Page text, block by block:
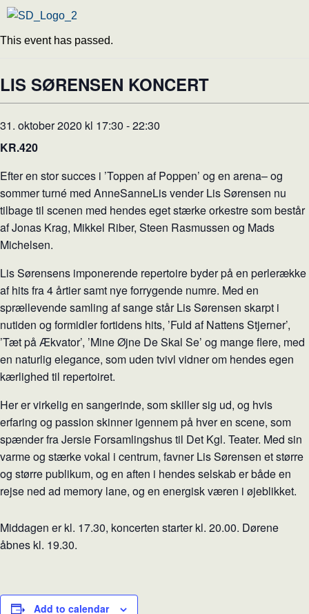
This event has passed.
LIS SØRENSEN KONCERT
31. oktober 2020 kl 17:30 -22:30
KR.420
Efter en stor succes i ’Toppen af Poppen’ og en arena– og
sommer turné med AnneSanneLis vender Lis Sørensen nu
tilbage til scenen med hendes eget stærke orkestre som består
af Jonas Krag, Mikkel Riber, Steen Rasmussen og Mads
Michelsen.
Lis Sørensens imponerende repertoire byder på en perlerække
af hits fra 4 årtier samt nye forrygende numre. Med en
sprællevende samling af sange står Lis Sørensen skarpt i
nutiden og formidler fortidens hits, ’Fuld af Nattens Stjerner’,
’Tæt på Ækvator’, ’Mine Øjne De Skal Se’ og mange flere, med
en naturlig elegance, som uden tvivl vidner om hendes egen
kærlighed til repertoiret.
Her er virkelig en sangerinde, som skiller sig ud, og hvis
erfaring og passion skinner igennem på hver en scene, som
spænder fra Jersie Forsamlingshus til Det Kgl. Teater. Med sin
varme og stærke vokal i centrum, favner Lis Sørensen et større
og større publikum, og en aften i hendes selskab er både en
rejse ned ad memory lane, og en energisk væren i øjeblikket.
Middagen er kl. 17.30, koncerten starter kl. 20.00. Dørene
åbnes kl. 19.30.
Add to calendar